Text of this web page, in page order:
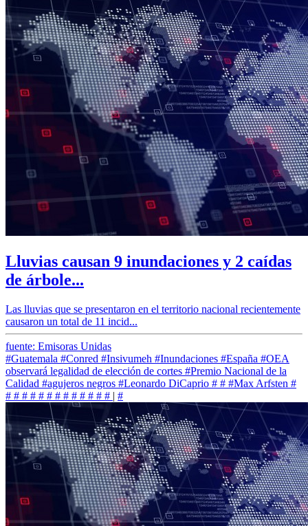
Lluvias causan 9 inundaciones y 2 caídas
de árbole...
Las lluvias que se presentaron en el territorio nacional recientemente
causaron un total de 11 incid...
fuente: Emisoras Unidas
#Guatemala #Conred #Insivumeh #Inundaciones #España #OEA
observará legalidad de elección de cortes #Premio Nacional de la
Calidad #agujeros negros #Leonardo DiCaprio # # #Max Arfsten #
# # # # # # # # # # # # # | #